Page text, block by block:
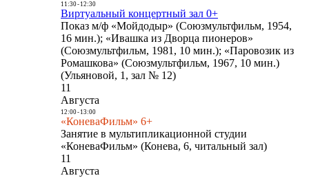
11:30- 12:30
Виртуальный концертный зал 0+
Показ м/ф «Мойдодыр» (Союзмультфильм, 1954,
16 мин.); «Ивашка из Дворца пионеров»
(Союзмультфильм, 1981, 10 мин.); «Паровозик из
Ромашкова» (Союзмультфильм, 1967, 10 мин.)
(Ульяновой, 1, зал № 12)
11
Августа
12:00- 13:00
«КоневаФильм» 6+
Занятие в мультипликационной студии
«КоневаФильм» (Конева, 6, читальный зал)
11
Августа